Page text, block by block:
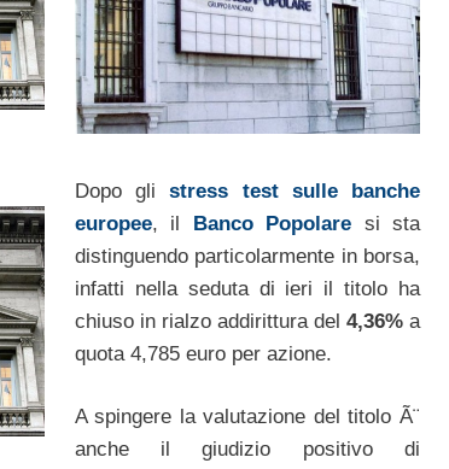
Dopo glistress test sulle banche
europee, il Banco Popolare si sta
distinguendo particolarmente in borsa,
infatti nella seduta di ieri il titolo ha
chiuso in rialzo addirittura del 4,36%a
quota 4,785 euro per azione.
A spingere la valutazione del titolo Ã¨
anche il giudizio positivo di